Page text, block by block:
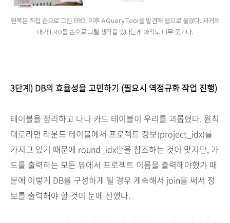
왼쪽은 직접 손으로 그린 ERD. 이후 AQueryTool을 발견해 웹으로 옮겼다. 과거의
내가 ERD를 손으로 그릴 생각을 했다는게 아직도 너무 웃기다.
3단계) DB의 효율성을 고민하기 (필요시 역정규화 작업 진행)
테이블을 정리하고 나니 카드 테이블이 우리를 괴롭혔다. 원칙
대로라면 라운드 테이블에서 프로젝트 정보(project_idx)를
가지고 있기 때문에 round_idx만을 참조하는 것이 맞지만, 카
드를 출력하는 모든 뷰에서 프로젝트 이름을 출력해야했기 때
문에 이렇게 DB를 구성하게 될 경우 계속해서 join을 써서 정
보를 출력해야 할 것이 눈에 선했다.